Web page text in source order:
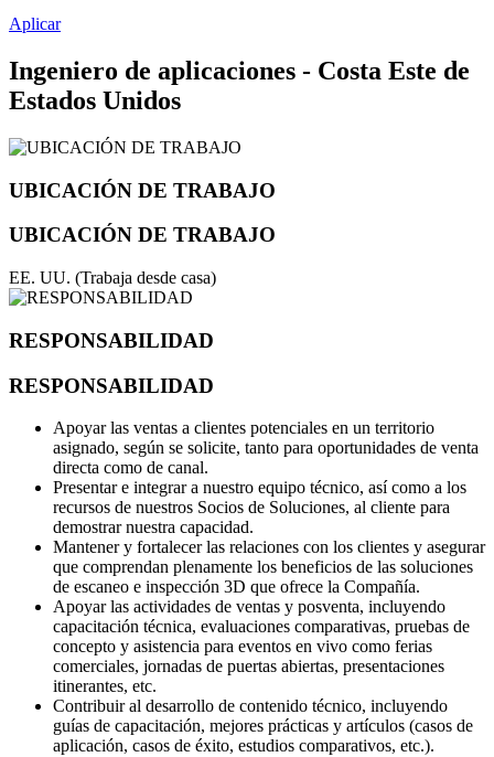
Aplicar
Ingeniero de aplicaciones - Costa Este de
Estados Unidos
UBICACIÓN DE TRABAJO
UBICACIÓN DE TRABAJO
EE. UU. (Trabaja desde casa)
RESPONSABILIDAD
RESPONSABILIDAD
Apoyar las ventas a clientes potenciales en un territorio
asignado, según se solicite, tanto para oportunidades de venta
directa como de canal.
Presentar e integrar a nuestro equipo técnico, así como a los
recursos de nuestros Socios de Soluciones, al cliente para
demostrar nuestra capacidad.
Mantener y fortalecer las relaciones con los clientes y asegurar
que comprendan plenamente los beneficios de las soluciones
de escaneo e inspección 3D que ofrece la Compañía.
Apoyar las actividades de ventas y posventa, incluyendo
capacitación técnica, evaluaciones comparativas, pruebas de
concepto y asistencia para eventos en vivo como ferias
comerciales, jornadas de puertas abiertas, presentaciones
itinerantes, etc.
Contribuir al desarrollo de contenido técnico, incluyendo
guías de capacitación, mejores prácticas y artículos (casos de
aplicación, casos de éxito, estudios comparativos, etc.).